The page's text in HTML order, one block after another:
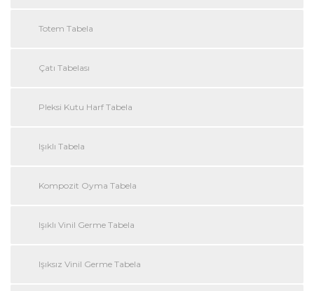
Totem Tabela
Çatı Tabelası
Pleksi Kutu Harf Tabela
Işıklı Tabela
Kompozit Oyma Tabela
Işıklı Vinil Germe Tabela
Işıksız Vinil Germe Tabela